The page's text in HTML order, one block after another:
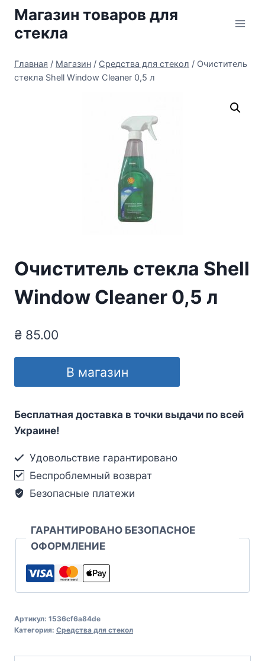
Перейти
содержимому
Магазин товаров для
стекла
Главная / Магазин / Средства для стекол / Очиститель
стекла Shell Window Cleaner 0,5 л
Очиститель стекла Shell
Window Cleaner 0,5 л
₴ 85.00
В магазин
Бесплатная доставка в точки выдачи по всей
Украине!
Удовольствие гарантировано
Беспроблемный возврат
Безопасные платежи
ГАРАНТИРОВАНО БЕЗОПАСНОЕ
ОФОРМЛЕНИЕ
Артикул: 1536cf6a84de
Категория: Средства для стекол